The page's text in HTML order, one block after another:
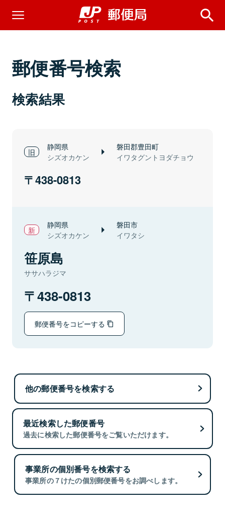
郵便番号検索
検索結果
静岡県
シズオカケン
磐田郡豊田町
イワタグントヨダチョウ
438-0813
静岡県
シズオカケン
磐田市
イワタシ
笹原島
ササハラジマ
438-0813
郵便番号をコピーする
他の郵便番号を検索する
最近検索した郵便番号
過去に検索した郵便番号をご覧いただけます。
事業所の個別番号を検索する
事業所の７けたの個別郵便番号をお調べします。